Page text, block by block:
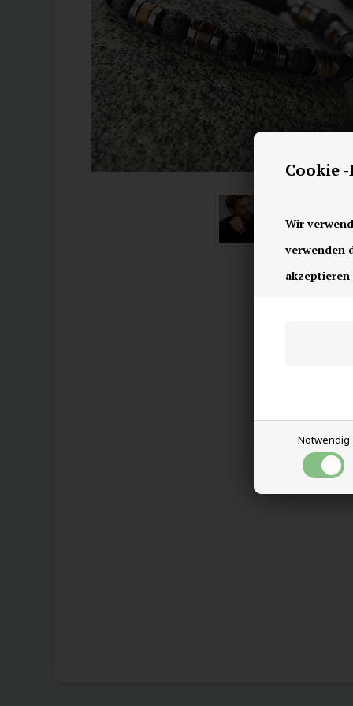
Cookie
Wir
verwenden
akzeptieren
Notwendig